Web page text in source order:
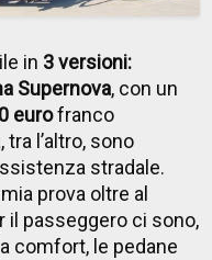
in 3 versioni:
Supernova, con un
eurofranco
l’altro, sono
stradale.
prova oltre al
il passeggero ci sono,
comfort, le pedane